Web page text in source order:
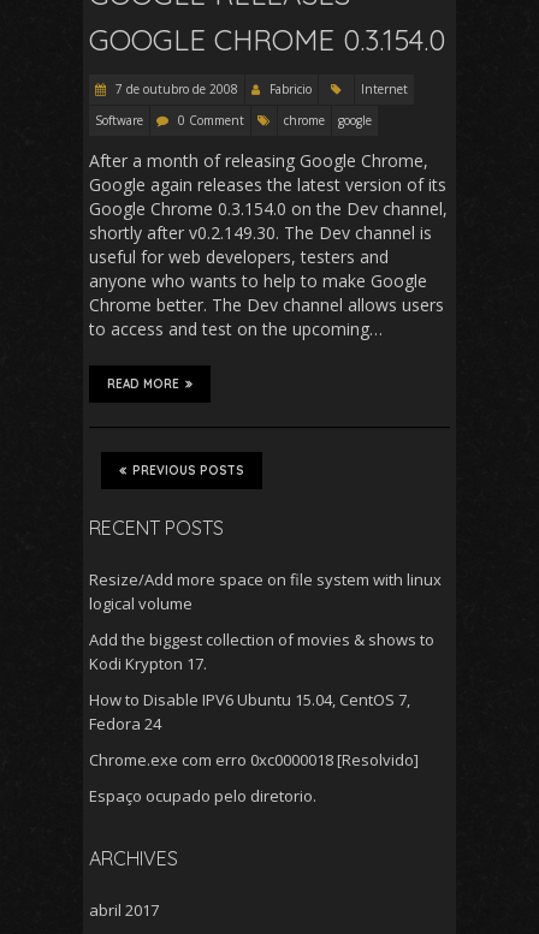
GOOGLE CHROME 0.3.154.0
7 de outubro de 2008 Fabricio
Internet
Software
0 Comment chrome google
After a month of releasing Google Chrome,
Google again releases the latest version of its
Google Chrome 0.3.154.0 on the Dev channel,
shortly after v0.2.149.30. The Dev channel is
useful for web developers, testers and
anyone who wants to help to make Google
Chrome better. The Dev channel allows users
to access and test on the upcoming…
READ MORE
PREVIOUS POSTS
RECENT POSTS
Resize/Add more space on file system with linux
logical volume
Add the biggest collection of movies & shows to
Kodi Krypton 17.
How to Disable IPV6 Ubuntu 15.04, CentOS 7,
Fedora 24
Chrome.exe com erro 0xc0000018 [Resolvido]
Espaço ocupado pelo diretorio.
ARCHIVES
abril 2017